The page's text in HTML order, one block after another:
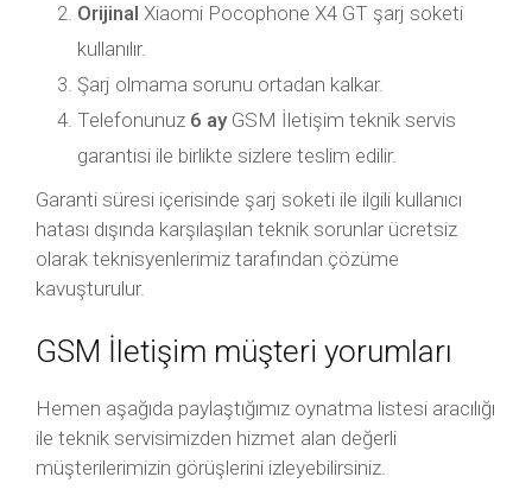
Orijinal Xiaomi Pocophone X4 GT şarj soketi
kullanılır.
Şarj olmama sorunu ortadan kalkar.
Telefonunuz 6 ayGSM İletişim teknik servis
garantisi ile birlikte sizlere teslim edilir.
Garanti süresi içerisinde şarj soketi ile ilgili kullanıcı
hatası dışında karşılaşılan teknik sorunlar ücretsiz
olarak teknisyenlerimiz tarafından çözüme
kavuşturulur.
GSM İletişim müşteri yorumları
Hemen aşağıda paylaştığımız oynatma listesi aracılığı
ile teknik servisimizden hizmet alan değerli
müşterilerimizin görüşlerini izleyebilirsiniz.